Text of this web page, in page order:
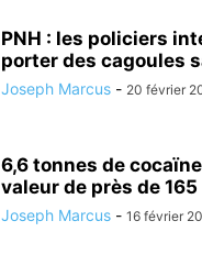
PNH : les policiers
porter des cagoules
Joseph Marcus - 20 février
6,6 tonnes de
valeur de près de
Joseph Marcus - 16 février